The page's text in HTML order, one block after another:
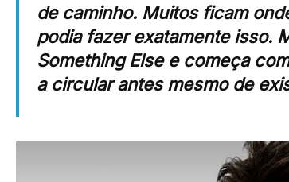
de caminho. Muitos ficam
podia fazer exatamente isso.
Something Else e começa
a circular antes mesmo de